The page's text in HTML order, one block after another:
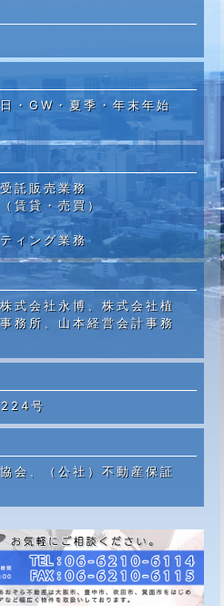
・GW・夏季・年末年始
託販売業務
賃貸・売買）
ィング業務
式会社永博、株式会社植
務所、山本経営会計事務
号
会、（公社）不動産保証